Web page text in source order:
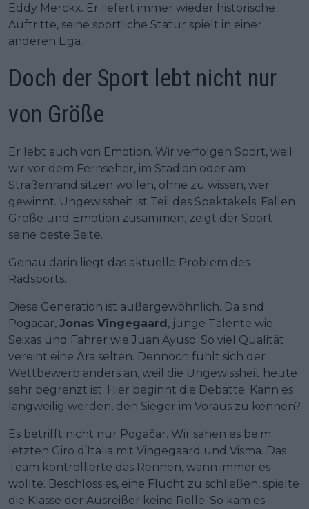
Eddy Merckx. Er liefert immer wieder historische
Auftritte, seine sportliche Statur spielt in einer
anderen Liga.
Doch der Sport lebt nicht nur
von Größe
Er lebt auch von Emotion. Wir verfolgen Sport, weil
wir vor dem Fernseher, im Stadion oder am
Straßenrand sitzen wollen, ohne zu wissen, wer
gewinnt. Ungewissheit ist Teil des Spektakels. Fallen
Größe und Emotion zusammen, zeigt der Sport
seine beste Seite.
Genau darin liegt das aktuelle Problem des
Radsports.
Diese Generation ist außergewöhnlich. Da sind
Pogacar, Jonas Vingegaard, junge Talente wie
Seixas und Fahrer wie Juan Ayuso. So viel Qualität
vereint eine Ära selten. Dennoch fühlt sich der
Wettbewerb anders an, weil die Ungewissheit heute
sehr begrenzt ist. Hier beginnt die Debatte. Kann es
langweilig werden, den Sieger im Voraus zu kennen?
Es betrifft nicht nur Pogačar. Wir sahen es beim
letzten Giro d’Italia mit Vingegaard und Visma. Das
Team kontrollierte das Rennen, wann immer es
wollte. Beschloss es, eine Flucht zu schließen, spielte
die Klasse der Ausreißer keine Rolle. So kam es.